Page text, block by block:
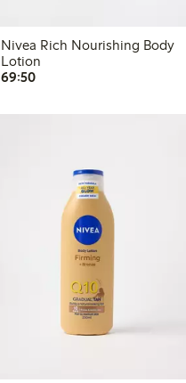
Nivea Rich Nourishing Body
Lotion
69:5069,50 kr